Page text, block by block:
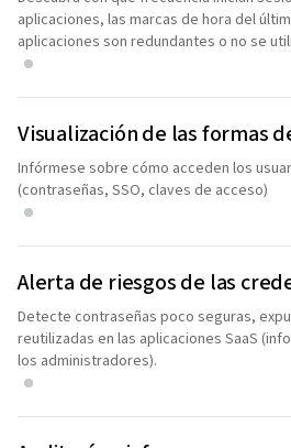
aplicaciones, las marcas de hora del
aplicaciones son redundantes o no se
Visualización de las formas
Infórmese sobre cómo acceden los
(contraseñas, SSO, claves de acceso)
Alerta de riesgos de las
Detecte contraseñas poco seguras,
reutilizadas en las aplicaciones SaaS
los administradores).